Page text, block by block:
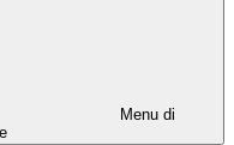
Menu di